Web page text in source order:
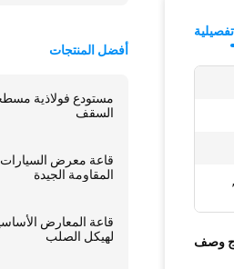
أفضل المنتجات
مستودع فولاذية
السقف
قاعة معرض السيارات
المقاومة الجيدة
قاعة المعارض
لهيكل الصلب
,
وصف